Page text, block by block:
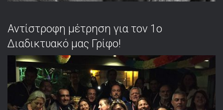
Αντίστροφη μέτρηση για τον 1ο
Διαδικτυακό μας Γρίφο!